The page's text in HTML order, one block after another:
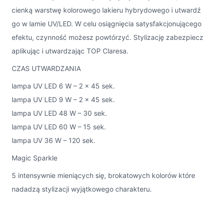
cienką warstwę kolorowego lakieru hybrydowego i utwardź
go w lamie UV/LED. W celu osiągnięcia satysfakcjonującego
efektu, czynność możesz powtórzyć. Stylizację zabezpiecz
aplikując i utwardzając TOP Claresa.
CZAS UTWARDZANIA
lampa UV LED 6 W – 2 x 45 sek.
lampa UV LED 9 W – 2 x 45 sek.
lampa UV LED 48 W – 30 sek.
lampa UV LED 60 W – 15 sek.
lampa UV 36 W – 120 sek.
Magic Sparkle
5 intensywnie mieniących się, brokatowych kolorów które
nadadzą stylizacji wyjątkowego charakteru.